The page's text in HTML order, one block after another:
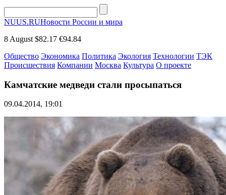
NUUS.RUНовости России и мира
8 August $82.17 €94.84
Общество Экономика Политика Экология Технологии ТЭК
Происшествия Компании Москва Культура О проекте
Камчатские медведи стали просыпаться
09.04.2014, 19:01